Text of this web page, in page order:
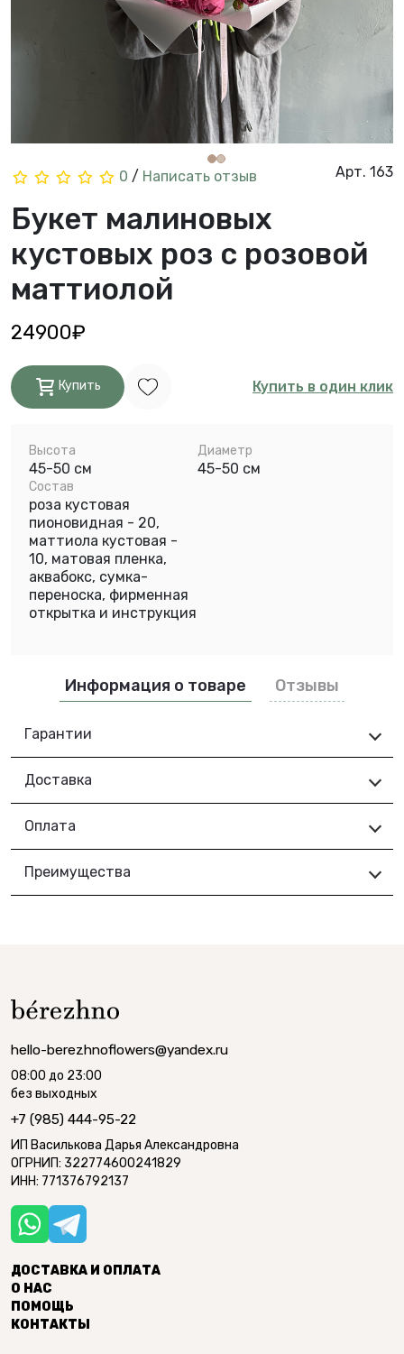
0 / Написать отзыв Арт. 163
Букет малиновых
кустовых роз с розовой
маттиолой
24900₽
Купить Купить в один клик
Высота
45-50 см
Диаметр
45-50 см
Состав
роза кустовая
пионовидная - 20,
маттиола кустовая -
10, матовая пленка,
аквабокс, сумка-
переноска, фирменная
открытка и инструкция
Информация о товаре Отзывы
Гарантии
Доставка
Оплата
Преимущества
hello-berezhnoflowers@yandex.ru
08:00 до 23:00
без выходных
+7 (985) 444-95-22
ИП Василькова Дарья Александровна
ОГРНИП: 322774600241829
ИНН: 771376792137
ДОСТАВКА И ОПЛАТА
О НАС
ПОМОЩЬ
КОНТАКТЫ